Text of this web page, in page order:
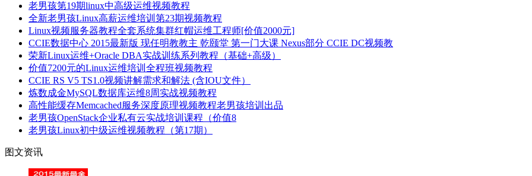
老男孩第19期linux中高级运维视频教程
全新老男孩Linux高薪运维培训第23期视频教程
Linux视频服务器教程全套系统集群红帽运维工程师[价值2000元]
CCIE数据中心 2015最新版 现任明教教主 乾颐堂 第一门大课 Nexus部分 CCIE DC视频教
荣新Linux运维+Oracle DBA实战训练系列教程（基础+高级）
价值7200元的Linux运维培训全程班视频教程
CCIE RS V5 TS1.0视频讲解需求和解法 (含IOU文件）
炼数成金MySQL数据库运维8周实战视频教程
高性能缓存Memcached服务深度原理视频教程老男孩培训出品
老男孩OpenStack企业私有云实战培训课程（价值8
老男孩Linux初中级运维视频教程（第17期）
图文资讯